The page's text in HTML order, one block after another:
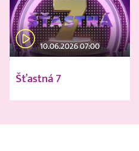
10.06.2026 07:00
Šťastná 7